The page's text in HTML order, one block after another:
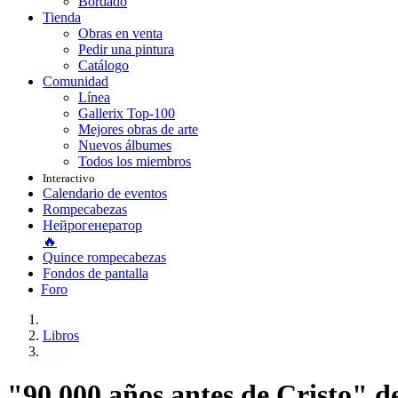
Tienda
Obras en venta
Pedir una pintura
Catálogo
Comunidad
Línea
Gallerix Top-100
Mejores obras de arte
Nuevos álbumes
Todos los miembros
Interactivo
Calendario de eventos
Rompecabezas
Нейрогенератор
🔥
Quince rompecabezas
Fondos de pantalla
Foro
Libros